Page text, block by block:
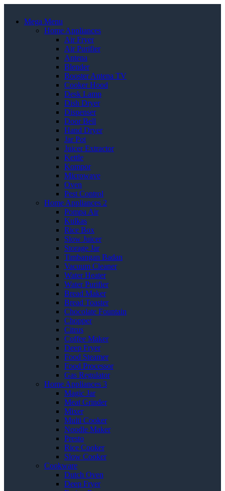
Mega Menu
Home Appliances
Air Fryer
Air Purifier
Antena
Blender
Booster Antena TV
Cooker Hood
Desk Lamp
Dish Dryer
Dispenser
Door Bell
Hand Dryer
Jar Pot
Juicer Extractor
Kettle
Kompor
Microwave
Oven
Pest Control
Home Appliances 2
Pompa Air
Kulkas
Rice Box
Slow Juicer
Storage Jar
Timbangan Badan
Vacuum Cleaner
Water Heater
Water Purifier
Bread Maker
Bread Toaster
Chocolate Fountain
Chopper
Citrus
Coffee Maker
Deep Fryer
Food Steamer
Food Processor
Gas Regulator
Home Appliances 3
Magic Jar
Meat Grinder
Mixer
Multi Cooker
Noodle Maker
Presto
Rice Cooker
Slow Cooker
Cookware
Dutch Oven
Deep Fryer